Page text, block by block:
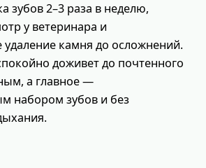
зубов 2–3 раза в неделю,
у ветеринара и
удаление камня до осложнений.
доживет до почтенного
а главное —
набором зубов и без